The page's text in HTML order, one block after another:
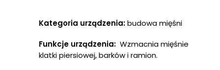
Kategoria urządzenia:budowa mięśni
Funkcje urządzenia: Wzmacnia mięśnie
klatki piersiowej, barków i ramion.